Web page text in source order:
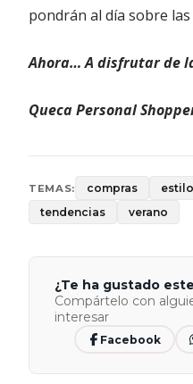
pondrán al día sobre
Ahora… A disfrutar de
Queca Personal
TEMAS: compras estilo
tendencias
verano
¿Te ha gustado
Compártelo con
interesar
Facebook